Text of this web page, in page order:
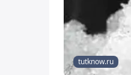
tutknow.ru